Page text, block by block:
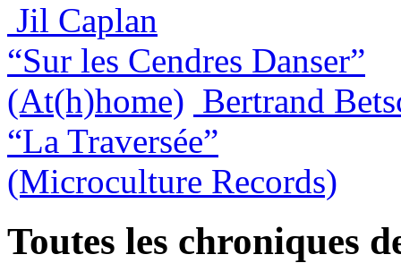
Jil Caplan
“Sur les Cendres Danser”
(At(h)home) Bertrand
“La Traversée”
(Microculture Records)
Toutes les chroniques